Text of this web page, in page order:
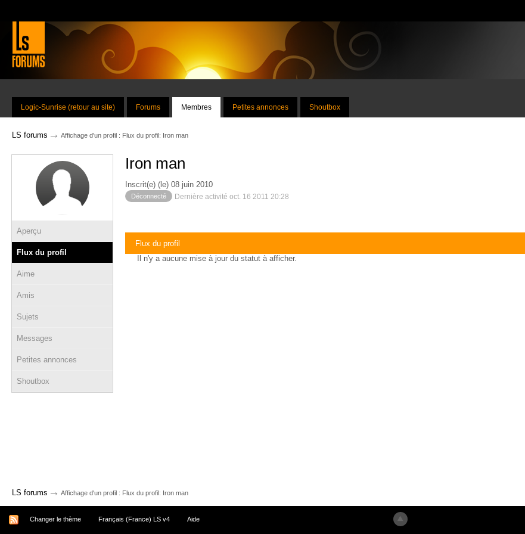
Logic-Sunrise (retour au site) Forums Membres Petites annonces Shoutbox
LS forums → Affichage d'un profil : Flux du profil: Iron man
Aperçu
Flux du profil
Aime
Amis
Sujets
Messages
Petites annonces
Shoutbox
Iron man
Inscrit(e) (le) 08 juin 2010
Déconnecté Dernière activité oct. 16 2011 20:28
Flux du profil
Il n'y a aucune mise à jour du statut à afficher.
LS forums → Affichage d'un profil : Flux du profil: Iron man
Changer le thème Français (France) LS v4 Aide